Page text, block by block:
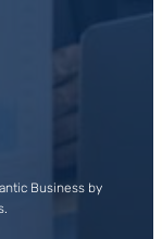
Business by